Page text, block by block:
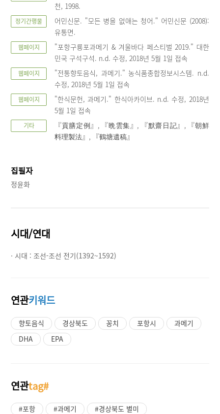
천, 1998.
정기간행물
어민신문. "모든 병을 없애는 청어." 어민신문 (2008):
유통면.
웹페이지
"포항구룡포과메기 & 겨울바다 페스티벌 2019." 대한
민국 구석구석. n.d. 수정, 2018년 5월 1일 접속
웹페이지
"전통향토음식, 과메기." 농식품종합정보시스템. n.d.
수정, 2018년 5월 1일 접속
웹페이지
"한식문헌, 과메기." 한식아카이브. n.d. 수정, 2018년
5월 1일 접속
기타
『貢膳定例』, 『晩雲集』, 『默齋日記』, 『朝鮮
料理製法』, 『鶴塘遺稿』
집필자
정윤화
시대/연대
· 시대 : 조선-조선 전기(1392~1592)
연관키워드
향토음식 경상북도 꽁치 포항시
과메기
DHA
EPA
연관tag#
#포항 #과메기 #경상북도 별미